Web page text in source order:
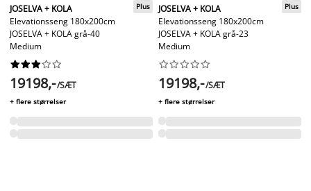
JOSELVA + KOLA
Elevationsseng 180x200cm
JOSELVA + KOLA grå-40
Medium
Plus






19198,-/SÆT
+ flere størrelser
JOSELVA + KOLA
Elevationsseng 180x200cm
JOSELVA + KOLA grå-23
Medium
Plus






19198,-/SÆT
+ flere størrelser